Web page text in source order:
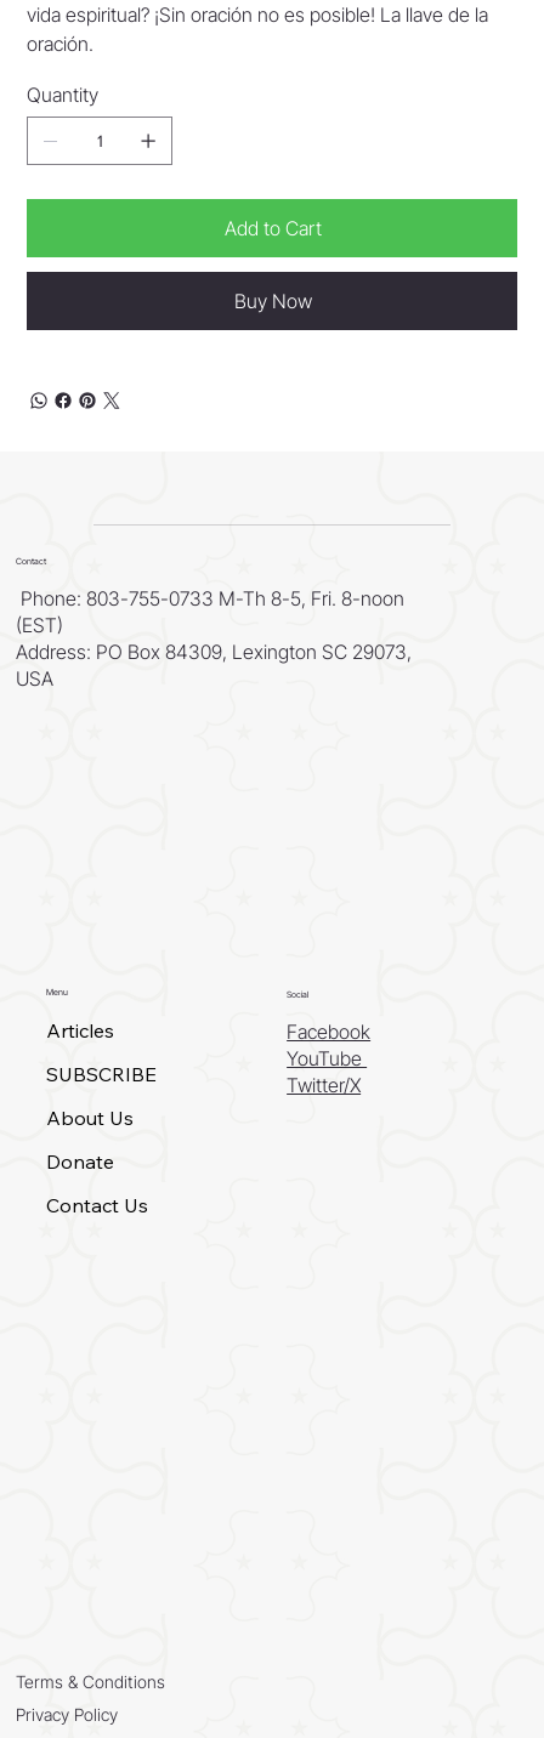
vida espiritual? ¡Sin oración no es posible! La llave de la
oración.
Quantity
Add to Cart
Buy Now
Contact
Phone: 803-755-0733 M-Th 8-5, Fri. 8-noon
(EST)
Address: PO Box 84309, Lexington SC 29073,
USA
Menu
Articles
SUBSCRIBE
About Us
Donate
Contact Us
Social
Facebook
YouTube
Twitter/X
Terms & Conditions
Privacy Policy